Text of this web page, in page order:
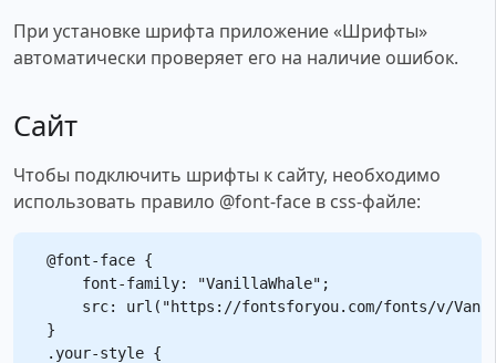
При установке шрифта приложение «Шрифты»
автоматически проверяет его на наличие ошибок.
Сайт
Чтобы подключить шрифты к сайту, необходимо
использовать правило @font-face в css-файле:
@font-face {
    font-family: "VanillaWhale";
src: url("https://fontsforyou.com/fonts/v/
}
.your-style {